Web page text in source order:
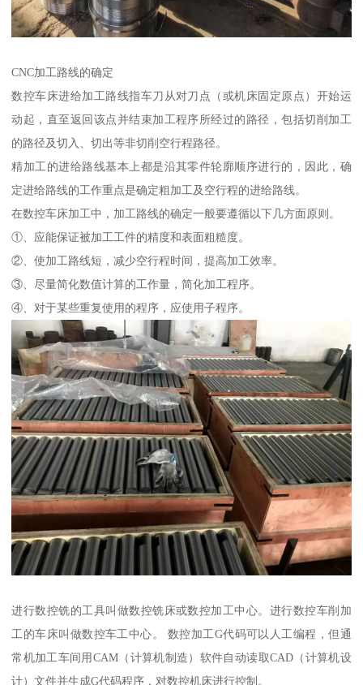
CNC加工路线的确定
数控车床进给加工路线指车刀从对刀点（或机床固定原点）开始运
动起，直至返回该点并结束加工程序所经过的路径，包括切削加工
的路径及切入、切出等非切削空行程路径。
精加工的进给路线基本上都是沿其零件轮廓顺序进行的，因此，确
定进给路线的工作重点是确定粗加工及空行程的进给路线。
在数控车床加工中，加工路线的确定一般要遵循以下几方面原则。
①、应能保证被加工工件的精度和表面粗糙度。
②、使加工路线短，减少空行程时间，提高加工效率。
③、尽量简化数值计算的工作量，简化加工程序。
④、对于某些重复使用的程序，应使用子程序。
进行数控铣的工具叫做数控铣床或数控加工中心。进行数控车削加
工的车床叫做数控车工中心。 数控加工G代码可以人工编程，但通
常机加工车间用CAM（计算机制造）软件自动读取CAD（计算机设
计）文件并生成G代码程序，对数控机床进行控制。